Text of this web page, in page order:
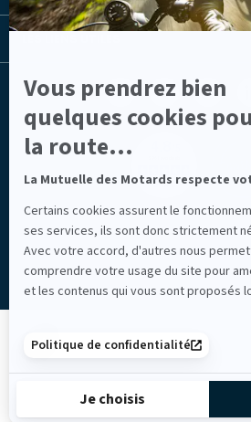
Vous prendrez bien
quelques cookies
la route...
La Mutuelle des Motards respecte
Certains cookies assurent le
ses services, ils sont donc strictement
Avec votre accord, d'autres nous
comprendre votre usage du site pour
et les contenus qui vous sont proposés
Politique de confidentialité
Je choisis
Facebook
(nouvelle
fenêtre)
Youtube
(nouvelle
fenêtre)
Mentions